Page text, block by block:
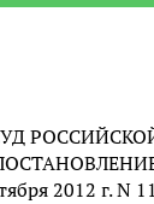
2012 г. N